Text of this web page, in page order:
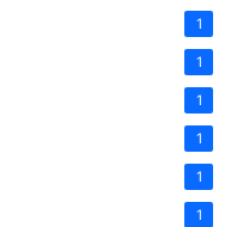
1
1
1
1
1
1